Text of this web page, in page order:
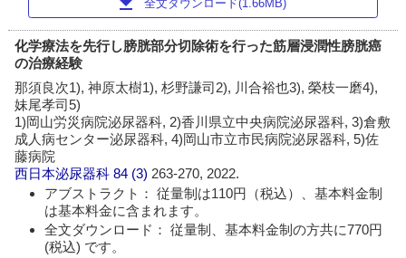
全文ダウンロード(1.66MB)
化学療法を先行し膀胱部分切除術を行った筋層浸潤性膀胱癌
の治療経験
那須良次1), 神原太樹1), 杉野謙司2), 川合裕也3), 榮枝一磨4),
妹尾孝司5)
1)岡山労災病院泌尿器科, 2)香川県立中央病院泌尿器科, 3)倉敷
成人病センター泌尿器科, 4)岡山市立市民病院泌尿器科, 5)佐
藤病院
西日本泌尿器科 84 (3) 263-270, 2022.
アブストラクト： 従量制は110円（税込）、基本料金制
は基本料金に含まれます。
全文ダウンロード： 従量制、基本料金制の方共に770円
(税込) です。